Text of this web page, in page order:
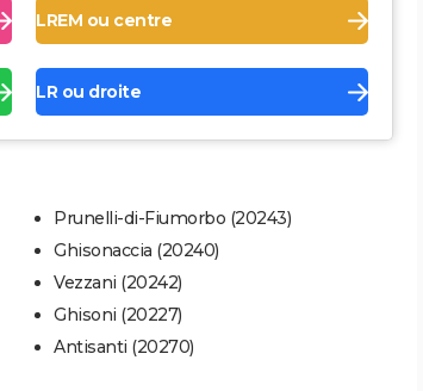
LREM ou centre
LR ou droite
Prunelli-di-Fiumorbo (20243)
Ghisonaccia (20240)
Vezzani (20242)
Ghisoni (20227)
Antisanti (20270)